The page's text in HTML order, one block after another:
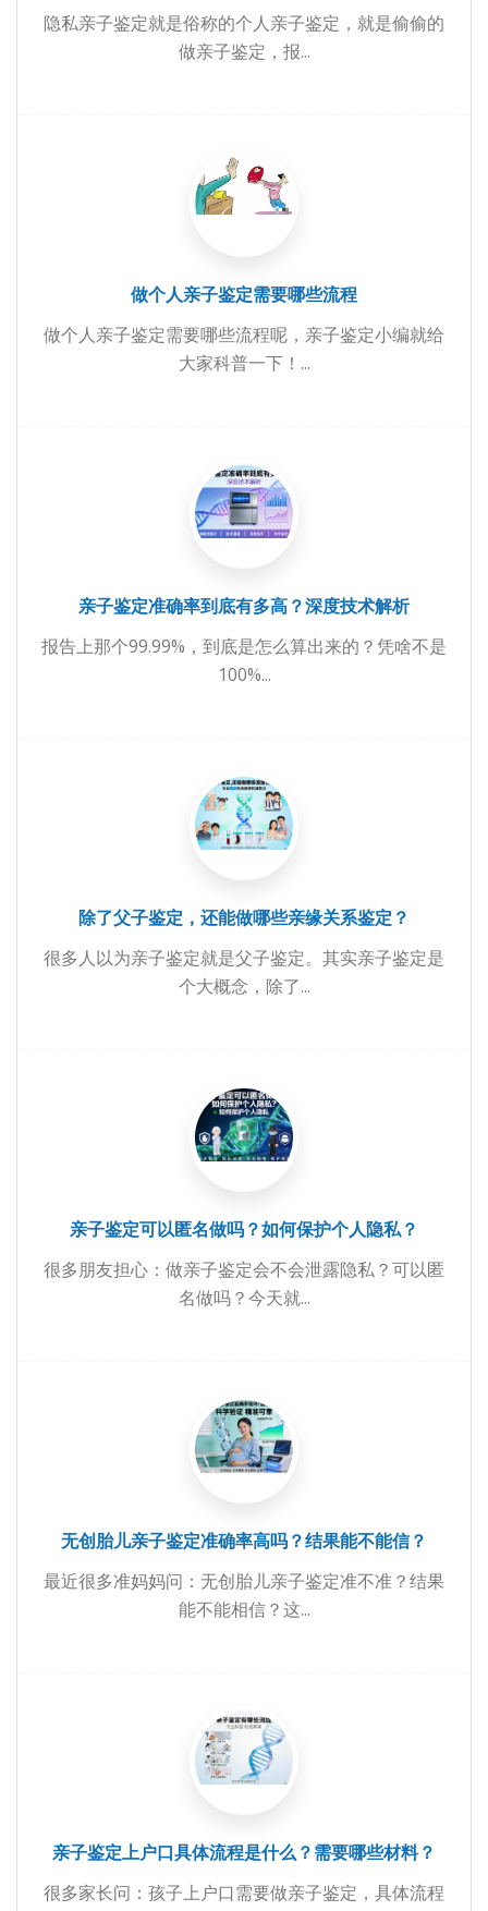
隐私亲子鉴定就是俗称的个人亲子鉴定，就是偷偷的
做亲子鉴定，报...
做个人亲子鉴定需要哪些流程
做个人亲子鉴定需要哪些流程呢，亲子鉴定小编就给
大家科普一下！...
亲子鉴定准确率到底有多高？深度技术解析
报告上那个99.99%，到底是怎么算出来的？凭啥不是
100%...
除了父子鉴定，还能做哪些亲缘关系鉴定？
很多人以为亲子鉴定就是父子鉴定。其实亲子鉴定是
个大概念，除了...
亲子鉴定可以匿名做吗？如何保护个人隐私？
很多朋友担心：做亲子鉴定会不会泄露隐私？可以匿
名做吗？今天就...
无创胎儿亲子鉴定准确率高吗？结果能不能信？
最近很多准妈妈问：无创胎儿亲子鉴定准不准？结果
能不能相信？这...
亲子鉴定上户口具体流程是什么？需要哪些材料？
很多家长问：孩子上户口需要做亲子鉴定，具体流程